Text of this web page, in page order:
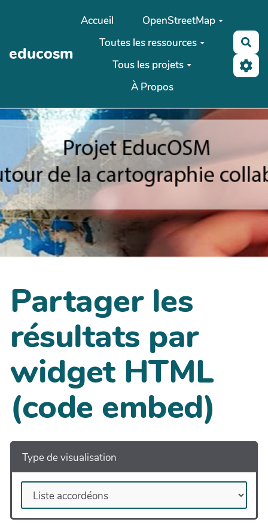
Aller au contenu principal
educosm
Accueil
OpenStreetMap
Toutes les ressources
Tous les projets
À Propos
Partager les
résultats par
widget HTML
(code embed)
Type de visualisation